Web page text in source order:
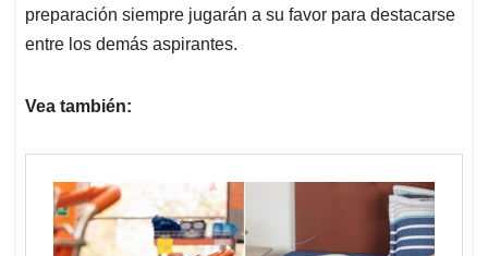
preparación siempre jugarán a su favor para destacarse
entre los demás aspirantes.
Vea también: